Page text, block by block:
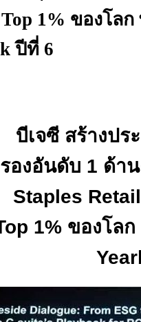
1% ของโลก
ปีที่ 6
บีเจซี สร้างปร
องอันดับ 1 ด้า
Staples
1% ของโล